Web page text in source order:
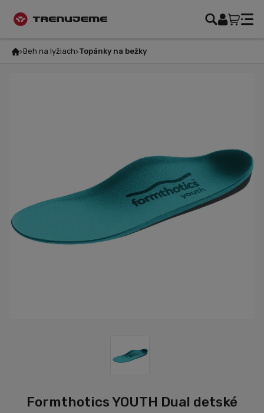
Beh na lyžiach Topánky na bežky
Formthotics YOUTH Dual detské